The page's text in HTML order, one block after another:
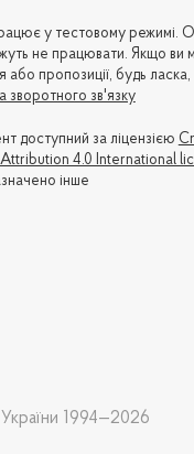
у тестовому режимі.
не працювати. Якщо ви
або пропозиції, будь ласка,
зворотного зв'язку
доступний за ліцензією
4.0 International
інше
1994—2026